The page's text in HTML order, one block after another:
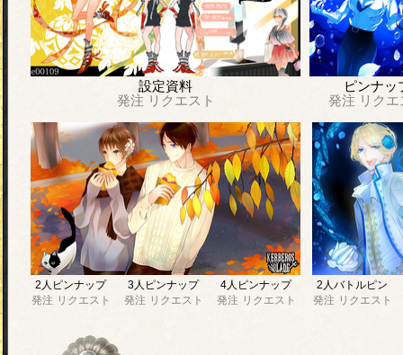
設定資料
発注 リクエスト
ピンナッ
発注 リク
2人ピンナップ
発注 リクエスト
3人ピンナップ
発注 リクエスト
4人ピンナップ
発注 リクエスト
2人バトルピン
発注 リクエスト